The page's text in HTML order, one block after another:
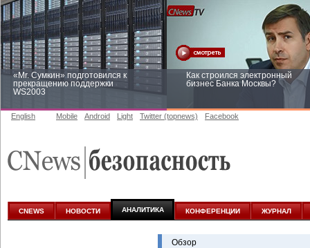
«Mr. Сумкин» подготовился к
прекращению поддержки
WS2003
Как строился электронный
бизнес Банка Москвы?
аналитике
English Mobile Android Light Twitter (topnews) Facebook
CNEWS НОВОСТИ АНАЛИТИКА КОНФЕРЕНЦИИ ЖУРНАЛ
Обзор